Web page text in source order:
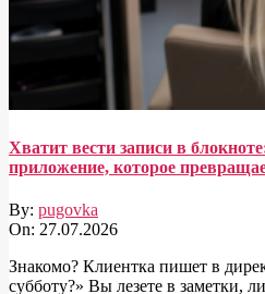
Хватит вести записи в
приложение, которое
By: pugovka
On: 27.07.2026
Знакомо? Клиентка пишет в
субботу?» Вы лезете в заметки,